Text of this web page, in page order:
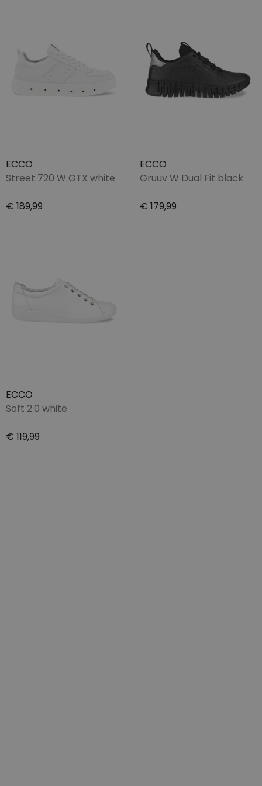
ECCO
Street 720 W GTX white
€ 189,99
ECCO
Gruuv W Dual Fit black
€ 179,99
ECCO
Soft 2.0 white
€ 119,99